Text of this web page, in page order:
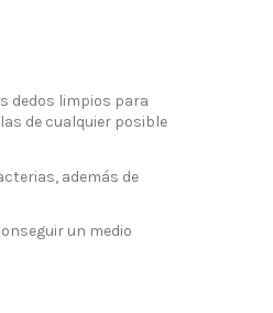
dedos limpios para
de cualquier posible
además de
un medio